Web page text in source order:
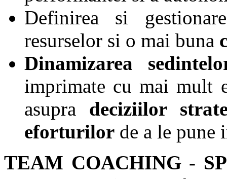
Definirea si
resurselor si o mai buna
Dinamizarea
imprimate cu mai mult
asupra deciziilor
eforturilor de a le pune
TEAM COACHING -